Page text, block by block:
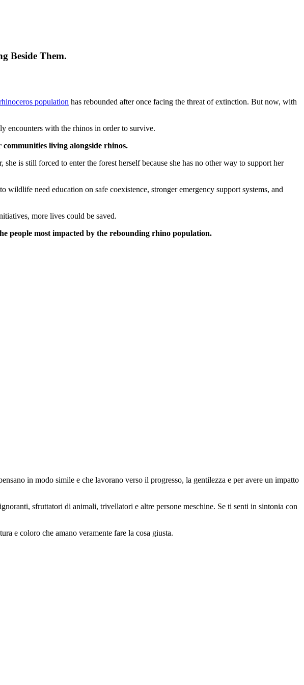
Beside Them.
population has rebounded after once facing the threat of extinction. But now, with
encounters with the rhinos in order to survive.
living alongside rhinos.
is still forced to enter the forest herself because she has no other way to support her
need education on safe coexistence, stronger emergency support systems, and
more lives could be saved.
people most impacted by the rebounding rhino population.
in modo simile e che lavorano verso il progresso, la gentilezza e per avere un impatto
sfruttatori di animali, trivellatori e altre persone meschine. Se ti senti in sintonia con
e coloro che amano veramente fare la cosa giusta.